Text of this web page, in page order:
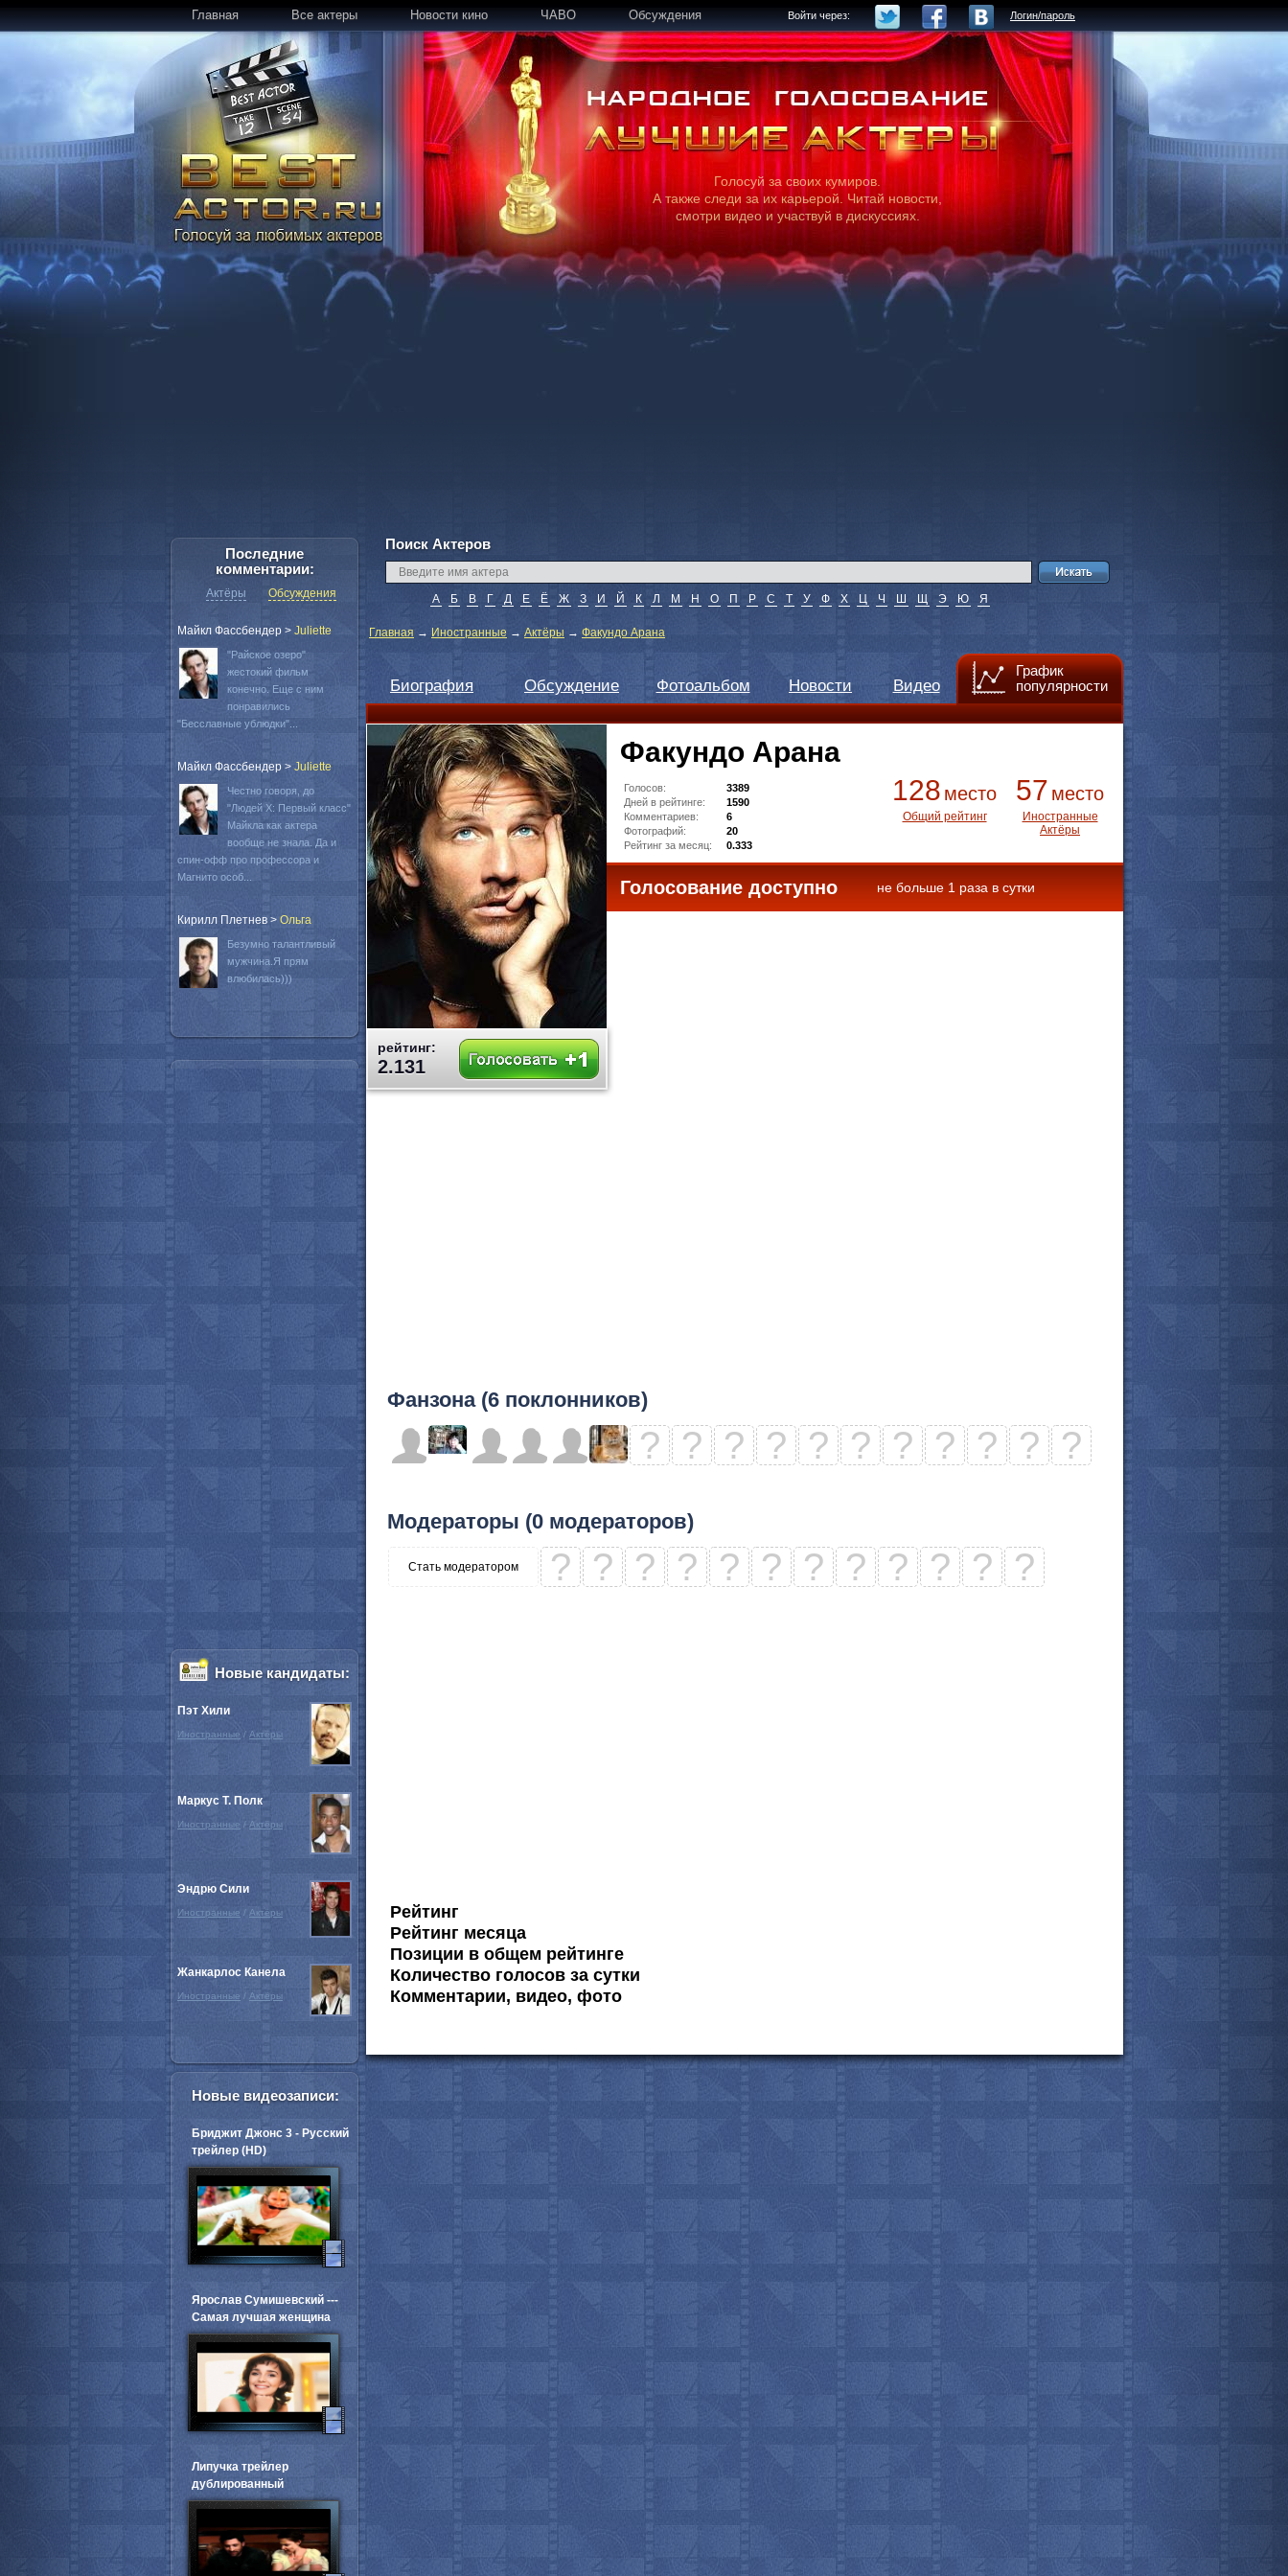
Главная Все актеры Новости кино ЧАВО Обсуждения Войти через: Логин/пароль
Голосуй за своих кумиров.
А также следи за их карьерой. Читай новости,
смотри видео и участвуй в дискуссиях.
Поиск Актеров
А Б В Г Д Е Ё Ж З И Й К Л М Н О П Р С Т У Ф Х Ц Ч Ш Щ Э Ю Я
Главная → Иностранные → Актёры → Факундо Арана
Биография Обсуждение Фотоальбом Новости Видео
График
популярности
рейтинг:
2.131
Факундо Арана
128 место
Общий рейтинг
57 место
Иностранные
Актёры
Голосов:
3389
Дней в рейтинге:
1590
Комментариев:
6
Фотографий:
20
Рейтинг за месяц:
0.333
Голосование доступно не больше 1 раза в сутки
Фанзона (6 поклонников)
? ? ? ? ? ? ? ? ? ? ?
Модераторы (0 модераторов)
Стать модератором ? ? ? ? ? ? ? ? ? ? ? ?
Рейтинг
Рейтинг месяца
Позиции в общем рейтинге
Количество голосов за сутки
Комментарии, видео, фото
Последние
комментарии:
Актёры Обсуждения
Майкл Фассбендер > Juliette
"Райское озеро"
жестокий фильм
конечно. Еще с ним
понравились
"Бесславные ублюдки"...
Майкл Фассбендер > Juliette
Честно говоря, до
"Людей Х: Первый класс"
Майкла как актера
вообще не знала. Да и
спин-офф про профессора и
Магнито особ...
Кирилл Плетнев > Oльга
Безумно талантливый
мужчина.Я прям
влюбилась)))
Новые кандидаты:
Пэт Хили
Иностранные / Актёры
Маркус Т. Полк
Иностранные / Актёры
Эндрю Сили
Иностранные / Актёры
Жанкарлос Канела
Иностранные / Актёры
Новые видеозаписи:
Бриджит Джонс 3 - Русский
трейлер (HD)
Ярослав Сумишевский ---
Самая лучшая женщина
Липучка трейлер
дублированный